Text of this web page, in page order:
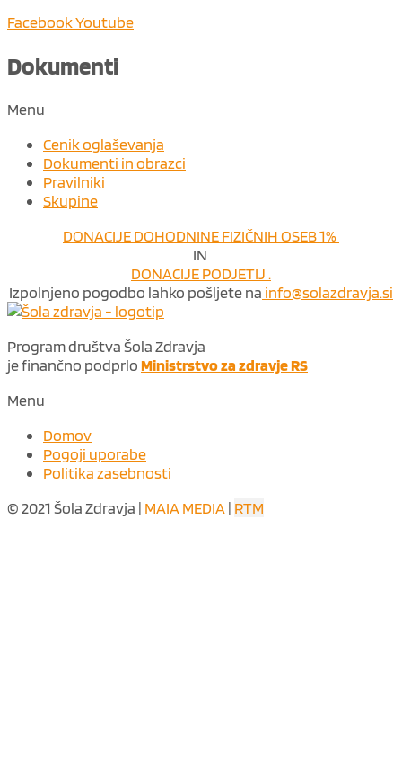
FacebookYoutube
Dokumenti
Menu
Cenik oglaševanja
Dokumenti in obrazci
Pravilniki
Skupine
DONACIJE DOHODNINE FIZIČNIH OSEB 1%
IN
DONACIJE PODJETIJ .
Izpolnjeno pogodbo lahko pošljete na info@solazdravja.si
Program društva Šola Zdravja
je finančno podprloMinistrstvo za zdravje RS
Menu
Domov
Pogoji uporabe
Politika zasebnosti
© 2021 Šola Zdravja | MAIA MEDIA| RTM